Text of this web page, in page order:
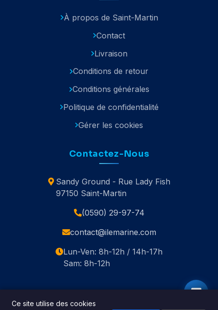
À propos de Saint-Martin
Contact
Livraison
Conditions de retour
Conditions générales
Politique de confidentialité
Gérer les cookies
Contactez-Nous
Sandy Ground - Rue Lady Fish
97150 Saint-Martin
(0590) 29-97-74
contact@ilemarine.com
Lun-Ven: 8h-12h / 14h-17h
Sam: 8h-12h
Ce site utilise des cookies